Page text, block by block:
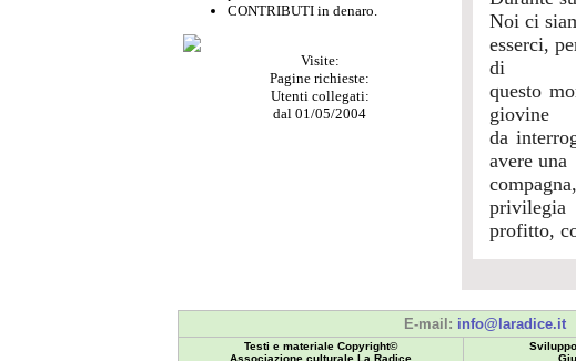
CONTRIBUTI in denaro.
Visite:
Pagine richieste:
Utenti collegati:
dal 01/05/2004
Noi ci
esserci,
di
questo
giovine
da
avere una
privilegia
profitto,
E-mail: info@laradice.it
Testi e materiale Copyright©
Associazione culturale La Radice